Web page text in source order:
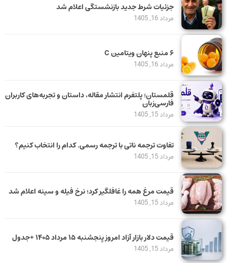
جزئیات شرط جدید بازنشستگی اعلام شد
مرداد 16, 1405
۶ منبع پنهان ویتامین C
مرداد 16, 1405
قلمستان؛ پلتفرم انتشار مقاله، داستان و تجربه‌های کاربران
فارسی‌زبان
مرداد 15, 1405
تفاوت ترجمه ناتی با ترجمه رسمی. کدام را انتخاب کنیم؟
مرداد 15, 1405
قیمت مرغ همه را غافلگیر کرد؛ نرخ فیله و سینه اعلام شد
مرداد 15, 1405
قیمت دلار بازار آزاد امروز پنجشنبه ۱۵ مرداد ۱۴۰۵ +جدول
مرداد 15, 1405